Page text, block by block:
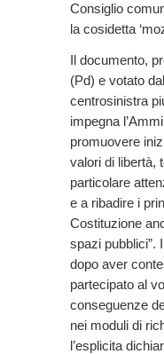
Consiglio
la cosidetta
Il documento,
(Pd) e votato
centrosinistra
impegna
promuovere
valori di libertà,
particolare
e a ribadire i
Costituzione
spazi pubblici”.
dopo aver
partecipato al
conseguenze
nei moduli di
l’esplicita